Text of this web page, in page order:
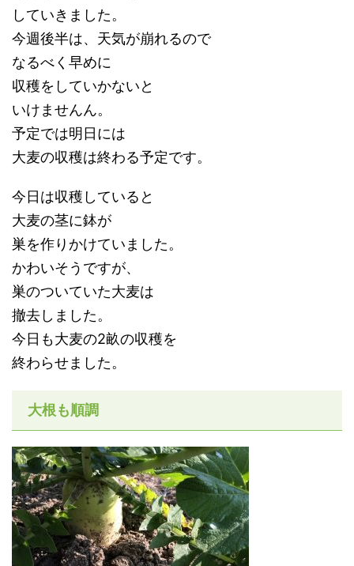
していきました。
今週後半は、天気が崩れるので
なるべく早めに
収穫をしていかないと
いけませんん。
予定では明日には
大麦の収穫は終わる予定です。
今日は収穫していると
大麦の茎に鉢が
巣を作りかけていました。
かわいそうですが、
巣のついていた大麦は
撤去しました。
今日も大麦の2畝の収穫を
終わらせました。
大根も順調